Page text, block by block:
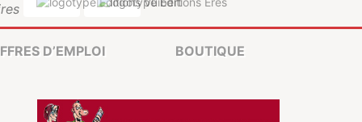
D’EMPLOI BOUTIQUE